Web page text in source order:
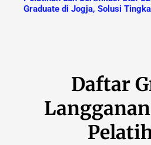
Graduate di Jogja, Solusi
Daftar